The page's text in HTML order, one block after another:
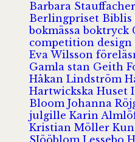
Barbara
Berlingpriset Biblis
bokmässaboktryck
competition design
Eva Wilsson
Gamla stan Geith
Håkan Lindström
Hartwickska Huset
Bloom Johanna
julgille Karin
Kristian Möller
SJööblom Lessebo